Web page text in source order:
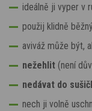
ideálně ji vyper v
použij klidně
aviváž může být,
nežehlit (není
nedávat do
nech ji volně